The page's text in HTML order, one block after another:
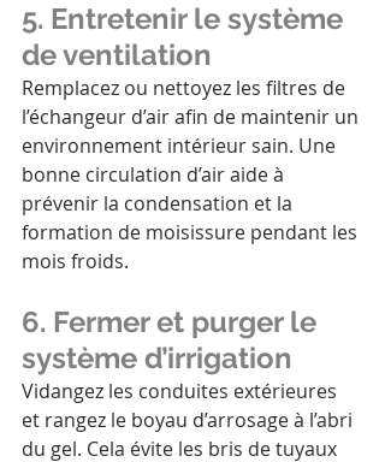
5. Entretenir le système
de ventilation
Remplacez ou nettoyez les filtres de
l’échangeur d’air afin de maintenir un
environnement intérieur sain. Une
bonne circulation d’air aide à
prévenir la condensation et la
formation de moisissure pendant les
mois froids.
6. Fermer et purger le
système d’irrigation
Vidangez les conduites extérieures
et rangez le boyau d’arrosage à l’abri
du gel. Cela évite les bris de tuyaux